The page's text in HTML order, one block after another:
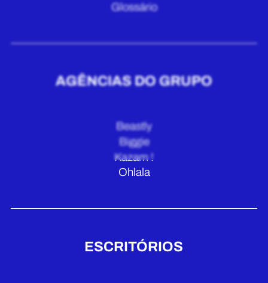
Glossário
AGÊNCIAS DO GRUPO
Beastly
Biggie
Kazam !
Ohlala
ESCRITÓRIOS